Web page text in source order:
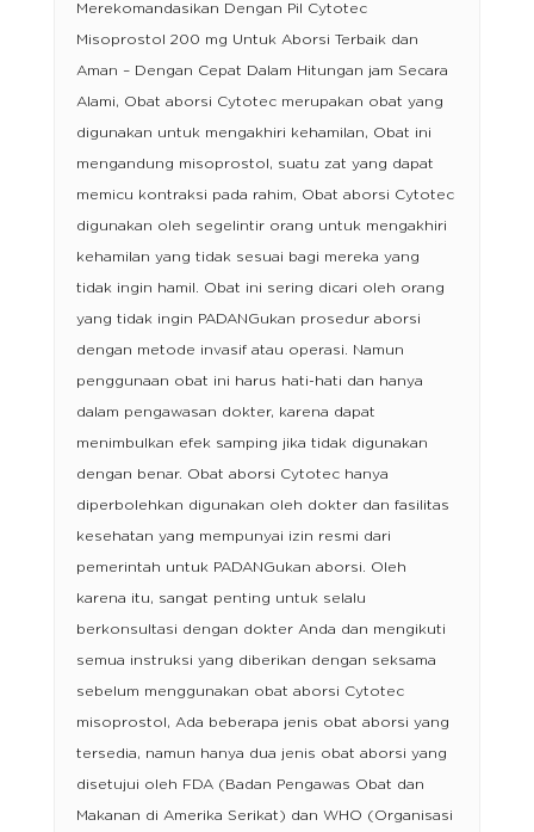
Merekomandasikan Dengan Pil Cytotec
Misoprostol 200 mg Untuk Aborsi Terbaik dan
Aman – Dengan Cepat Dalam Hitungan jam Secara
Alami, Obat aborsi Cytotec merupakan obat yang
digunakan untuk mengakhiri kehamilan, Obat ini
mengandung misoprostol, suatu zat yang dapat
memicu kontraksi pada rahim, Obat aborsi Cytotec
digunakan oleh segelintir orang untuk mengakhiri
kehamilan yang tidak sesuai bagi mereka yang
tidak ingin hamil. Obat ini sering dicari oleh orang
yang tidak ingin PADANGukan prosedur aborsi
dengan metode invasif atau operasi. Namun
penggunaan obat ini harus hati-hati dan hanya
dalam pengawasan dokter, karena dapat
menimbulkan efek samping jika tidak digunakan
dengan benar. Obat aborsi Cytotec hanya
diperbolehkan digunakan oleh dokter dan fasilitas
kesehatan yang mempunyai izin resmi dari
pemerintah untuk PADANGukan aborsi. Oleh
karena itu, sangat penting untuk selalu
berkonsultasi dengan dokter Anda dan mengikuti
semua instruksi yang diberikan dengan seksama
sebelum menggunakan obat aborsi Cytotec
misoprostol, Ada beberapa jenis obat aborsi yang
tersedia, namun hanya dua jenis obat aborsi yang
disetujui oleh FDA (Badan Pengawas Obat dan
Makanan di Amerika Serikat) dan WHO (Organisasi